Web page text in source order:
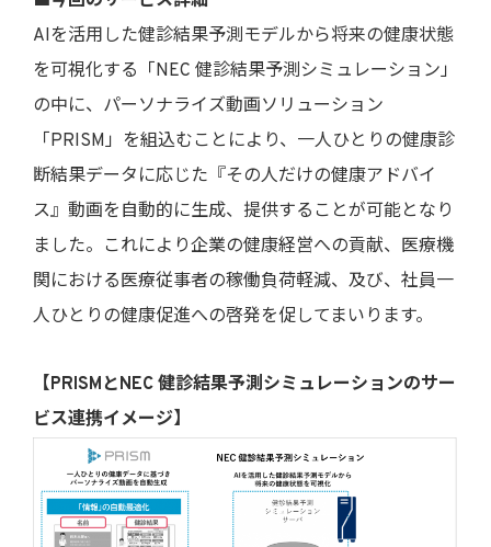
AIを活用した健診結果予測モデルから将来の健康状態
を可視化する「NEC 健診結果予測シミュレーション」
の中に、パーソナライズ動画ソリューション
「PRISM」を組込むことにより、一人ひとりの健康診
断結果データに応じた『その人だけの健康アドバイ
ス』動画を自動的に生成、提供することが可能となり
ました。これにより企業の健康経営への貢献、医療機
関における医療従事者の稼働負荷軽減、及び、社員一
人ひとりの健康促進への啓発を促してまいります。
【PRISMとNEC 健診結果予測シミュレーションのサー
ビス連携イメージ】